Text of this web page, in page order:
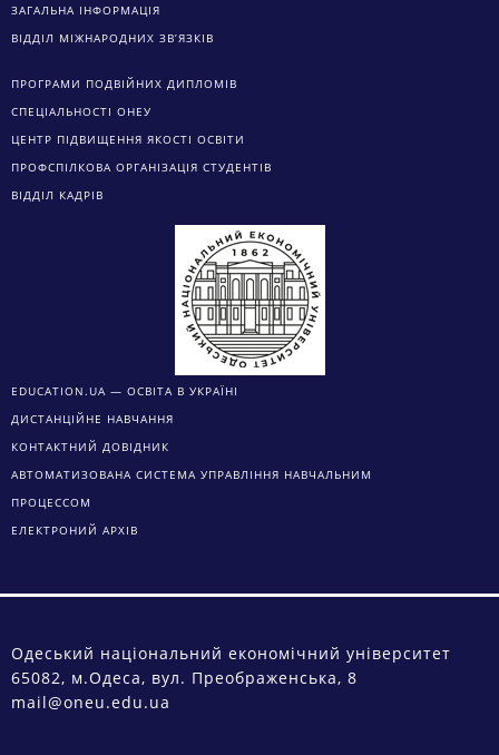
ЗАГАЛЬНА ІНФОРМАЦІЯ
ВІДДІЛ МІЖНАРОДНИХ ЗВ’ЯЗКІВ
ПРОГРАМИ ПОДВІЙНИХ ДИПЛОМІВ
СПЕЦІАЛЬНОСТІ ОНЕУ
ЦЕНТР ПІДВИЩЕННЯ ЯКОСТІ ОСВІТИ
ПРОФСПІЛКОВА ОРГАНІЗАЦІЯ СТУДЕНТІВ
ВІДДІЛ КАДРІВ
EDUCATION.UA — ОСВІТА В УКРАЇНІ
ДИСТАНЦІЙНЕ НАВЧАННЯ
КОНТАКТНИЙ ДОВІДНИК
АВТОМАТИЗОВАНА СИСТЕМА УПРАВЛІННЯ НАВЧАЛЬНИМ
ПРОЦЕССОМ
ЕЛЕКТРОНИЙ АРХІВ
Одеський національний економічний університет
65082, м.Одеса, вул. Преображенська, 8
mail@oneu.edu.ua